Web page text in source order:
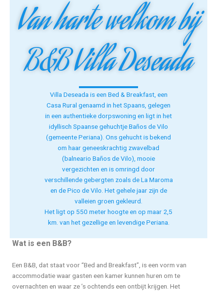
Van harte welkom bij
B&B Villa Deseada
Villa Deseada is een Bed & Breakfast, een
Casa Rural genaamd in het Spaans, gelegen
in een authentieke dorpswoning en ligt in het
idyllisch Spaanse gehuchtje Baños de Vilo
(gemeente Periana). Ons gehucht is bekend
om haar geneeskrachtig zwavelbad
(balneario Baños de Vilo), mooie
vergezichten en is omringd door
verschillende gebergten zoals de La Maroma
en de Pico de Vilo. Het gehele jaar zijn de
valleien groen gekleurd.
Het ligt op 550 meter hoogte en op maar 2,5
km. van het gezellige en levendige Periana.
Wat is een B&B?
Een B&B, dat staat voor “Bed and Breakfast”, is een vorm van
accommodatie waar gasten een kamer kunnen huren om te
overnachten en waar ze ’s ochtends een ontbijt krijgen. Het